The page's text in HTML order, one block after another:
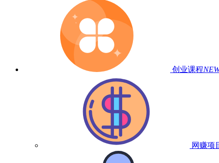
创业课程
网赚项